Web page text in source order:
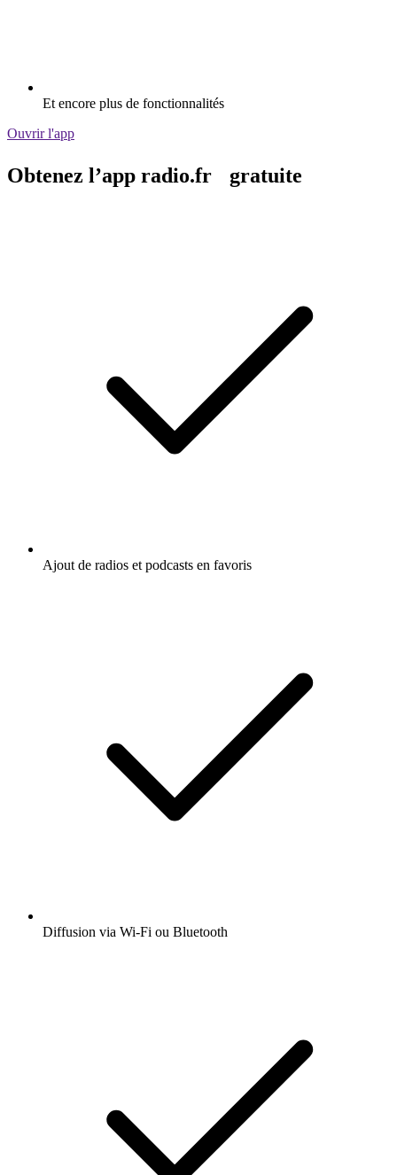
Et encore plus de fonctionnalités
Ouvrir l'app
Obtenez l’app radio.fr gratuite
Ajout de radios et podcasts en favoris
Diffusion via Wi-Fi ou Bluetooth